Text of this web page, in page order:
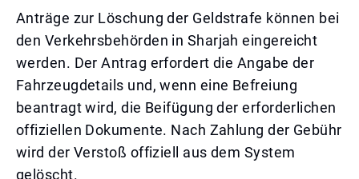
Anträge zur Löschung der Geldstrafe können bei
den Verkehrsbehörden in Sharjah eingereicht
werden. Der Antrag erfordert die Angabe der
Fahrzeugdetails und, wenn eine Befreiung
beantragt wird, die Beifügung der erforderlichen
offiziellen Dokumente. Nach Zahlung der Gebühr
wird der Verstoß offiziell aus dem System
gelöscht.